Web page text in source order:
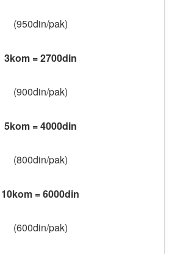
(950din/pak)
3kom = 2700din
(900din/pak)
5kom = 4000din
(800din/pak)
10kom = 6000din
(600din/pak)